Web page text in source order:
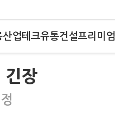
산업테크유통건설프리미엄
긴장